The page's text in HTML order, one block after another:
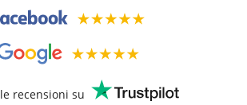
recensioni su